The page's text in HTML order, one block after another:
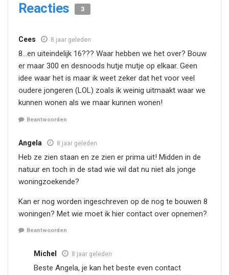
Reacties 3
Cees 8 jaar geleden
8…en uiteindelijk 16??? Waar hebben we het over? Bouw
er maar 300 en desnoods hutje mutje op elkaar. Geen
idee waar het is maar ik weet zeker dat het voor veel
oudere jongeren (LOL) zoals ik weinig uitmaakt waar we
kunnen wonen als we maar kunnen wonen!
Beantwoorden
Angela 8 jaar geleden
Heb ze zien staan en ze zien er prima uit! Midden in de
natuur en toch in de stad wie wil dat nu niet als jonge
woningzoekende?
Kan er nog worden ingeschreven op de nog te bouwen 8
woningen? Met wie moet ik hier contact over opnemen?
Beantwoorden
Michel 8 jaar geleden
Beste Angela, je kan het beste even contact